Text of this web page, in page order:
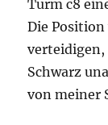
Turm c8
Die
verteidigen,
Schwarz
von meiner